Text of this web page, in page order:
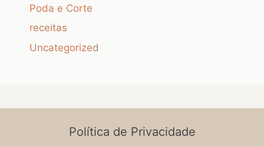
Poda e Corte
receitas
Uncategorized
Política de Privacidade